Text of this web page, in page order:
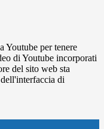
Youtube per tenere
di Youtube incorporati
del sito web sta
di